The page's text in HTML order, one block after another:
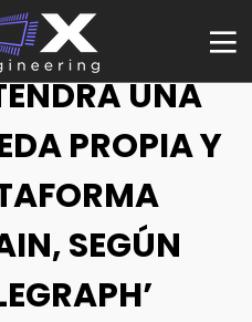
UNA
PROPIA Y
SEGÚN